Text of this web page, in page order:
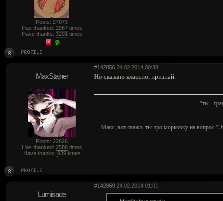
Posts: 27073
Has thanked: 2967times
Have thanks: 3291 times
#142856 24.02.2014 00:38
MaxStajner
Posts: 22826
Has thanked: 2588times
Have thanks: 939times
Но сказано классно, признай.
"ты -
Макс, вот скажи, ты про морковку на вопрос
#142869 24.02.2014 01:01
Lumisade